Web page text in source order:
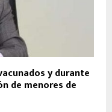
y durante
de menores de